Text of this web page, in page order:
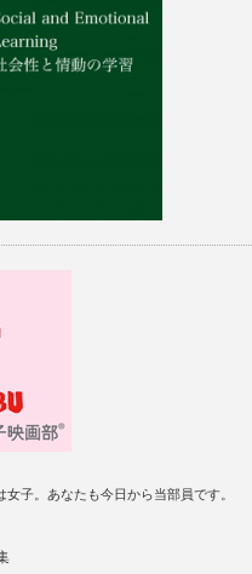
子。あなたも今日から当部員です。